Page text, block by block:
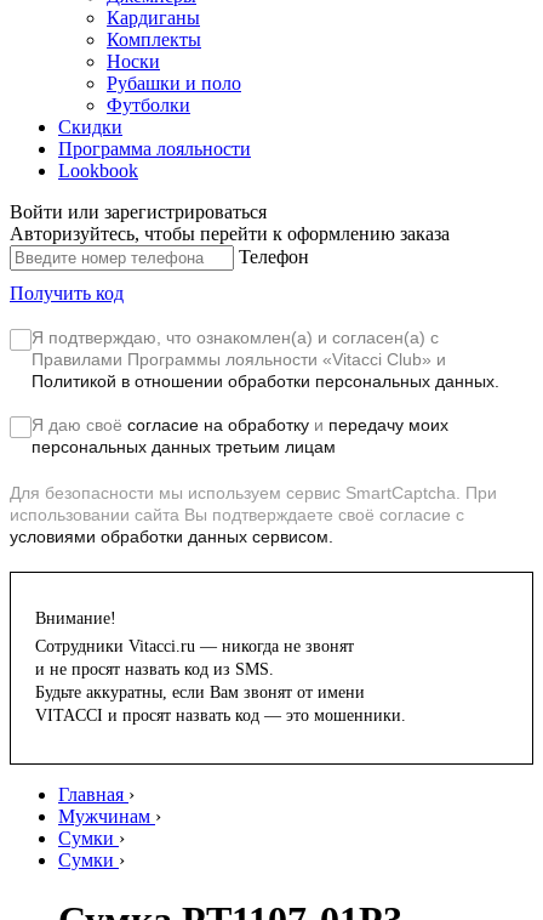
Кардиганы
Комплекты
Носки
Рубашки и поло
Футболки
Скидки
Программа лояльности
Lookbook
Войти или зарегистрироваться
Авторизуйтесь, чтобы перейти к оформлению заказа
Телефон
Получить код
Я подтверждаю, что ознакомлен(а) и согласен(а) с
Правилами Программы лояльности «Vitacci Club» и
Политикой в отношении обработки персональных данных.
Я даю своё согласие на обработку и передачу моих
персональных данных третьим лицам
Для безопасности мы используем сервис SmartCaptcha. При
использовании сайта Вы подтверждаете своё согласие с
условиями обработки данных сервисом.
Внимание!
Сотрудники Vitacci.ru — никогда не звонят
и не просят назвать код из SMS.
Будьте аккуратны, если Вам звонят от имени
VITACCI и просят назвать код — это мошенники.
Главная ›
Мужчинам ›
Сумки ›
Сумки ›